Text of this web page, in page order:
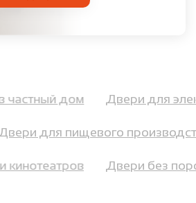
в частный дом Двери для
для пищевого
кинотеатров Двери без